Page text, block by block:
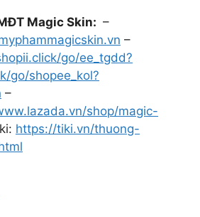
Magic Skin: –
–
go/ee_tgdd?
go/shopee_kol?
–
shop/magic-
https://tiki.vn/thuong-